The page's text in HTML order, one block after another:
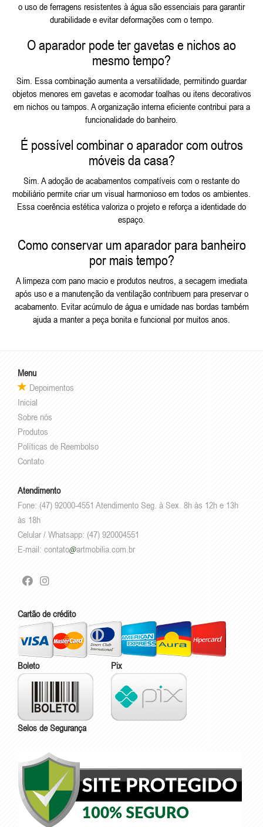
o uso de ferragens resistentes à água são essenciais para garantir
durabilidade e evitar deformações com o tempo.
O aparador pode ter gavetas e nichos ao
mesmo tempo?
Sim. Essa combinação aumenta a versatilidade, permitindo guardar
objetos menores em gavetas e acomodar toalhas ou itens decorativos
em nichos ou tampos. A organização interna eficiente contribui para a
funcionalidade do banheiro.
É possível combinar o aparador com outros
móveis da casa?
Sim. A adoção de acabamentos compatíveis com o restante do
mobiliário permite criar um visual harmonioso em todos os ambientes.
Essa coerência estética valoriza o projeto e reforça a identidade do
espaço.
Como conservar um aparador para banheiro
por mais tempo?
A limpeza com pano macio e produtos neutros, a secagem imediata
após uso e a manutenção da ventilação contribuem para preservar o
acabamento. Evitar acúmulo de água e umidade nas bordas também
ajuda a manter a peça bonita e funcional por muitos anos.
Menu
Depoimentos
Inicial
Sobre nós
Produtos
Políticas de Reembolso
Contato
Atendimento
Fone: (47) 92000-4551 Atendimento Seg. à Sex. 8h às 12h e 13h
às 18h
Celular / Whatsapp: (47) 920004551
E-mail: contato artmobilia.com.br
Cartão de crédito
Boleto Pix
Selos de Segurança